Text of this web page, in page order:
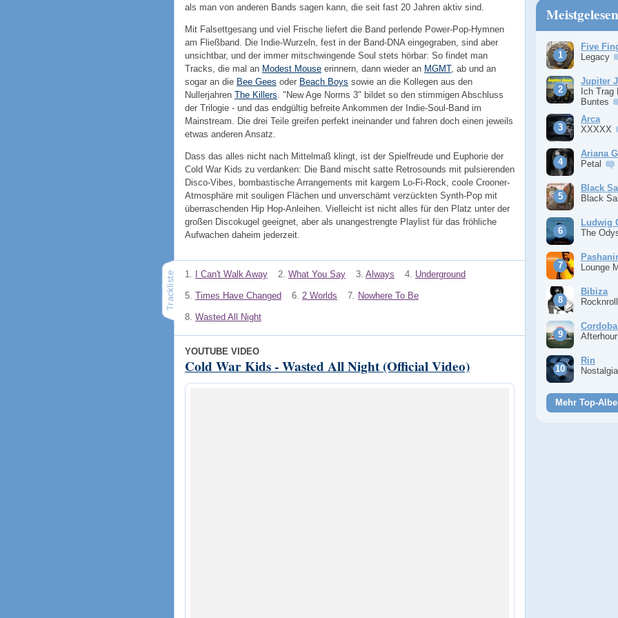
als man von anderen Bands sagen kann, die seit fast 20 Jahren aktiv sind.
Mit Falsettgesang und viel Frische liefert die Band perlende Power-Pop-Hymnen
am Fließband. Die Indie-Wurzeln, fest in der Band-DNA eingegraben, sind aber
unsichtbar, und der immer mitschwingende Soul stets hörbar: So findet man
Tracks, die mal an Modest Mouse erinnern, dann wieder an MGMT, ab und an
sogar an die Bee Gees oder Beach Boys sowie an die Kollegen aus den
Nullerjahren The Killers . "New Age Norms 3" bildet so den stimmigen Abschluss
der Trilogie - und das endgültig befreite Ankommen der Indie-Soul-Band im
Mainstream. Die drei Teile greifen perfekt ineinander und fahren doch einen jeweils
etwas anderen Ansatz.
Dass das alles nicht nach Mittelmaß klingt, ist der Spielfreude und Euphorie der
Cold War Kids zu verdanken: Die Band mischt satte Retrosounds mit pulsierenden
Disco-Vibes, bombastische Arrangements mit kargem Lo-Fi-Rock, coole Crooner-
Atmosphäre mit souligen Flächen und unverschämt verzückten Synth-Pop mit
überraschenden Hip Hop-Anleihen. Vielleicht ist nicht alles für den Platz unter der
großen Discokugel geeignet, aber als unangestrengte Playlist für das fröhliche
Aufwachen daheim jederzeit.
1. I Can't Walk Away 2. What You Say 3. Always 4. Underground
5. Times Have Changed 6. 2 Worlds 7. Nowhere To Be
8. Wasted All Night
YOUTUBE VIDEO
Cold War Kids - Wasted All Night (Official Video)
Five
Legacy
Jupiter
Ich
Buntes
Arca
XXXXX
Ariana
Petal
Black
Black
Ludwig
The
Lounge
Bibiza
Rin
Mehr Top-